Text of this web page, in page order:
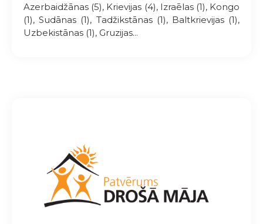
Azerbaidžānas (5), Krievijas (4), Izraēlas (1), Kongo
(1), Sudānas (1), Tadžikstānas (1), Baltkrievijas (1),
Uzbekistānas (1), Gruzijas...